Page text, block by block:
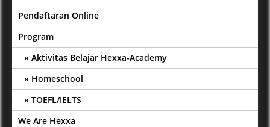
Pendaftaran Online
Program
Aktivitas Belajar Hexxa-Academy
Homeschool
TOEFL/IELTS
We Are Hexxa